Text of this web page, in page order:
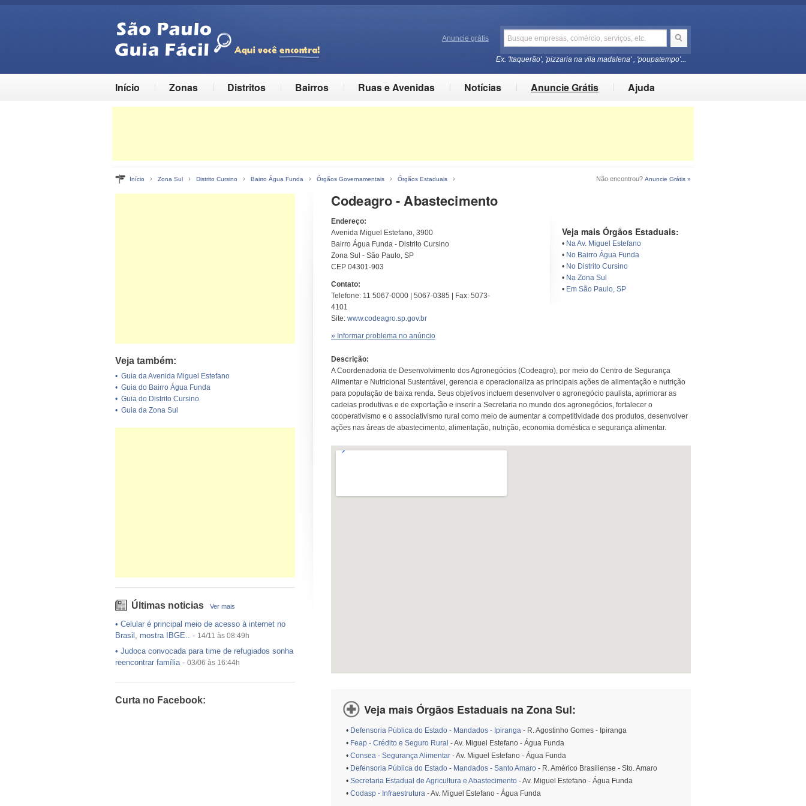
Anuncie grátis
Ex. 'Itaquerão', 'pizzaria na vila madalena' , 'poupatempo'...
Início Zonas Distritos Bairros Ruas e Avenidas Notícias Anuncie Grátis Ajuda
Início › Zona Sul › Distrito Cursino › Bairro Água Funda › Órgãos Governamentais › Órgãos Estaduais › Não encontrou? Anuncie Grátis »
Veja também:
• Guia da Avenida Miguel Estefano
• Guia do Bairro Água Funda
• Guia do Distrito Cursino
• Guia da Zona Sul
Últimas noticias Ver mais
• Celular é principal meio de acesso à internet no
Brasil, mostra IBGE.. - 14/11 às 08:49h
• Judoca convocada para time de refugiados sonha
reencontrar família- 03/06 às 16:44h
•Exército egípcio diz que encontrou destroços de
Curta no Facebook:
Codeagro - Abastecimento
Endereço:
Avenida Miguel Estefano, 3900
Bairro Água Funda - Distrito Cursino
Zona Sul - São Paulo, SP
CEP 04301-903
Contato:
Telefone: 11 5067-0000 | 5067-0385 | Fax: 5073-
4101
Site: www.codeagro.sp.gov.br
» Informar problema no anúncio
Veja mais Órgãos Estaduais:
• Na Av. Miguel Estefano
• No Bairro Água Funda
• No Distrito Cursino
• Na Zona Sul
• Em São Paulo, SP
Descrição:
A Coordenadoria de Desenvolvimento dos Agronegócios (Codeagro), por meio do Centro de Segurança
Alimentar e Nutricional Sustentável, gerencia e operacionaliza as principais ações de alimentação e nutrição
para população de baixa renda. Seus objetivos incluem desenvolver o agronegócio paulista, aprimorar as
cadeias produtivas e de exportação e inserir a Secretaria no mundo dos agronegócios, fortalecer o
cooperativismo e o associativismo rural como meio de aumentar a competitividade dos produtos, desenvolver
ações nas áreas de abastecimento, alimentação, nutrição, economia doméstica e segurança alimentar.
Veja mais Órgãos Estaduais na Zona Sul:
• Defensoria Pública do Estado - Mandados - Ipiranga - R. Agostinho Gomes - Ipiranga
• Feap - Crédito e Seguro Rural - Av. Miguel Estefano - Água Funda
• Consea - Segurança Alimentar - Av. Miguel Estefano - Água Funda
• Defensoria Pública do Estado - Mandados - Santo Amaro - R. Américo Brasiliense - Sto. Amaro
• Secretaria Estadual de Agricultura e Abastecimento - Av. Miguel Estefano - Água Funda
• Codasp - Infraestrutura - Av. Miguel Estefano - Água Funda